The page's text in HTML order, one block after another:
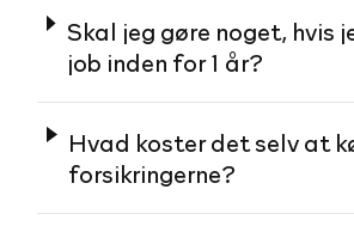
Skal jeg gøre noget, hvis
job inden for 1 år?
Hvad koster det selv at
forsikringerne?